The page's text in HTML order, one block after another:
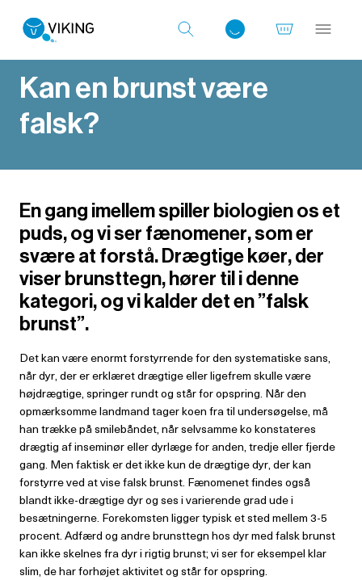
Log ind med det samme
Kan en brunst være
falsk?
En gang imellem spiller biologien os et
puds, og vi ser fænomener, som er
svære at forstå. Drægtige køer, der
viser brunsttegn, hører til i denne
kategori, og vi kalder det en ”falsk
brunst”.
Det kan være enormt forstyrrende for den systematiske sans,
når dyr, der er erklæret drægtige eller ligefrem skulle være
højdrægtige, springer rundt og står for opspring. Når den
opmærksomme landmand tager koen fra til undersøgelse, må
han trække på smilebåndet, når selvsamme ko konstateres
drægtig af inseminør eller dyrlæge for anden, tredje eller fjerde
gang. Men faktisk er det ikke kun de drægtige dyr, der kan
forstyrre ved at vise falsk brunst. Fænomenet findes også
blandt ikke-drægtige dyr og ses i varierende grad ude i
besætningerne. Forekomsten ligger typisk et sted mellem 3-5
procent. Adfærd og andre brunsttegn hos dyr med falsk brunst
kan ikke skelnes fra dyr i rigtig brunst; vi ser for eksempel klar
slim, de har forhøjet aktivitet og står for opspring.